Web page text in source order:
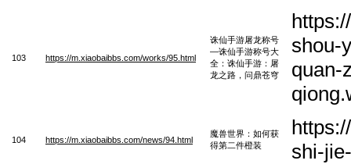
103 https://m.xiaobaibbs.com/works/95.html
诛仙手游屠龙称号
—诛仙手游称号大
全：诛仙手游：屠
龙之路，问鼎苍穹
shou-
quan-
104 https://m.xiaobaibbs.com/news/94.html
魔兽世界：如何获
得第二件橙装
shi-